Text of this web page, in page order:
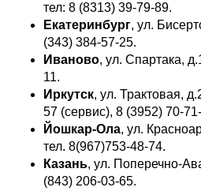
тел: 8 (8313) 39-79-89.
Екатеринбург, ул.
(343) 384-57-25.
Иваново, ул. Спартака,
11.
Иркутск, ул. Трактовая,
57 (сервис), 8 (3952) 70-
Йошкар-Ола, ул.
тел. 8(967)753-48-74.
Казань, ул. Поперечно-
(843) 206-03-65.